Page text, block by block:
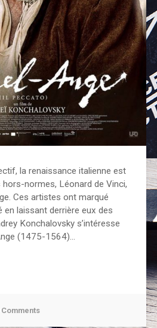
la renaissance italienne est
normes, Léonard de Vinci,
Ces artistes ont marqué
en laissant derrière eux des
Konchalovsky s’intéresse
(1475-1564)…
Comments